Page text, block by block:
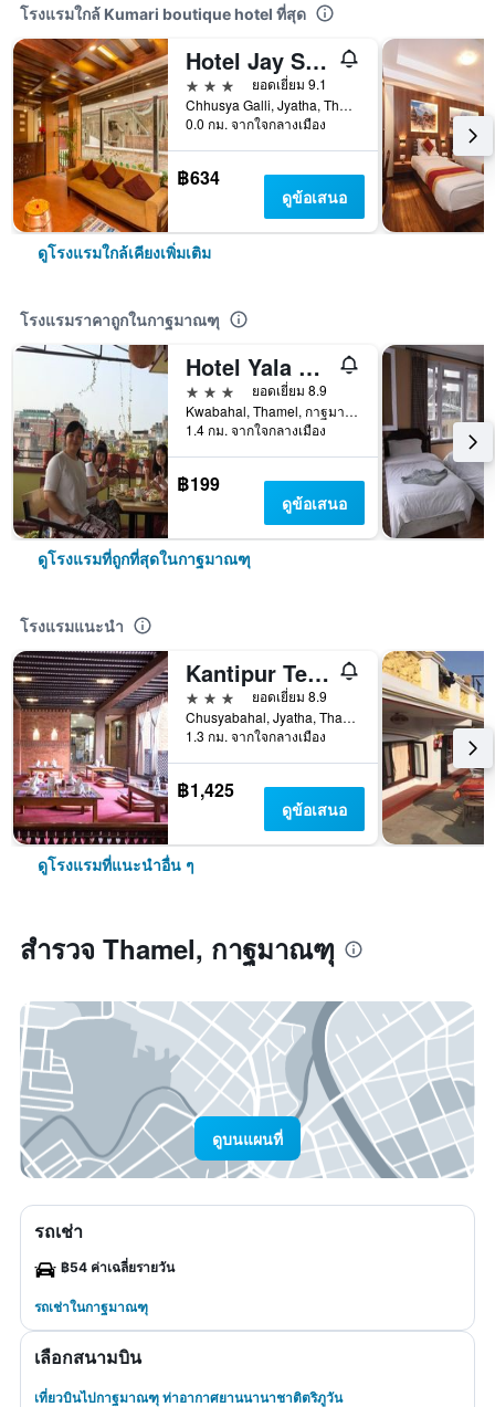
โรงแรมใกล้ Kumari boutique hotel ที่สุด
Hotel Jay Suites
3 ดาว
ยอดเยี่ยม 9.1
Chhusya Galli, Jyatha, Thamel -30, กาฐมาณฑุ, เนปาล
0.0 กม. จากใจกลางเมือง
฿634
ดูข้อเสนอ
ดูโรงแรมใกล้เคียงเพิ่มเติม
โรงแรมราคาถูกในกาฐมาณฑุ
Hotel Yala Peak
3 ดาว
ยอดเยี่ยม 8.9
Kwabahal, Thamel, กาฐมาณฑุ, เนปาล
1.4 กม. จากใจกลางเมือง
฿199
ดูข้อเสนอ
ดูโรงแรมที่ถูกที่สุดในกาฐมาณฑุ
โรงแรมแนะนำ
Kantipur Temple House
3 ดาว
ยอดเยี่ยม 8.9
Chusyabahal, Jyatha, Thamel, กาฐมาณฑุ, เนปาล
1.3 กม. จากใจกลางเมือง
฿1,425
ดูข้อเสนอ
ดูโรงแรมที่แนะนำอื่น ๆ
สำรวจ Thamel, กาฐมาณฑุ
ดูบนแผนที่
รถเช่า
฿54 ค่าเฉลี่ยรายวัน
รถเช่าในกาฐมาณฑุ
เลือกสนามบิน
เที่ยวบินไปกาฐมาณฑุ ท่าอากาศยานนานาชาติตริภูวัน